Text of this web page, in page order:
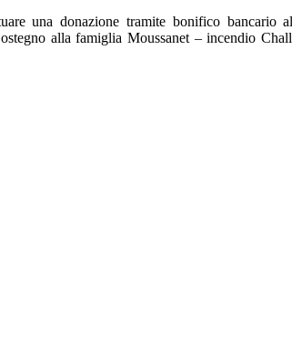
una donazione tramite bonifico
alla famiglia Moussanet – incendio